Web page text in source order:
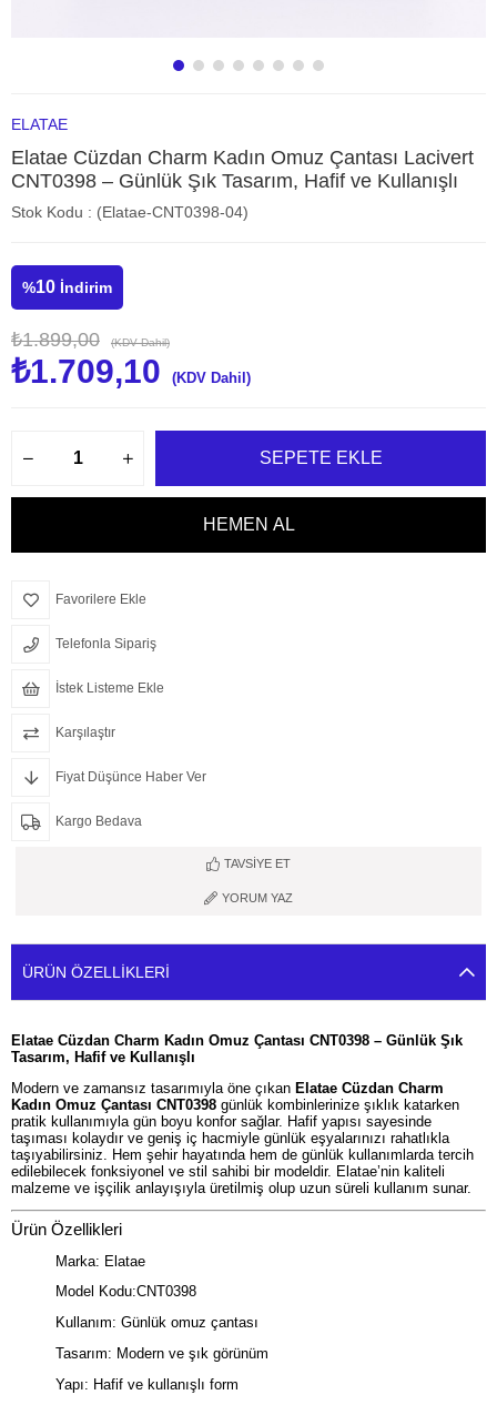
ELATAE
Elatae Cüzdan Charm Kadın Omuz Çantası Lacivert
CNT0398 – Günlük Şık Tasarım, Hafif ve Kullanışlı
Stok Kodu (Elatae-CNT0398-04)
%10 İndirim
₺1.899,00 (KDV Dahil)
₺1.709,10 (KDV Dahil)
Favorilere Ekle
Telefonla Sipariş
İstek Listeme Ekle
Karşılaştır
Fiyat Düşünce Haber Ver
Kargo Bedava
TAVSIYE ET
YORUM YAZ
ÜRÜN ÖZELLIKLERI
Elatae Cüzdan Charm Kadın Omuz Çantası CNT0398 – Günlük Şık
Tasarım, Hafif ve Kullanışlı
Modern ve zamansız tasarımıyla öne çıkan Elatae Cüzdan Charm
Kadın Omuz Çantası CNT0398 günlük kombinlerinize şıklık katarken
pratik kullanımıyla gün boyu konfor sağlar. Hafif yapısı sayesinde
taşıması kolaydır ve geniş iç hacmiyle günlük eşyalarınızı rahatlıkla
taşıyabilirsiniz. Hem şehir hayatında hem de günlük kullanımlarda tercih
edilebilecek fonksiyonel ve stil sahibi bir modeldir. Elatae’nin kaliteli
malzeme ve işçilik anlayışıyla üretilmiş olup uzun süreli kullanım sunar.
Ürün Özellikleri
Marka: Elatae
Model Kodu:CNT0398
Kullanım: Günlük omuz çantası
Tasarım: Modern ve şık görünüm
Yapı: Hafif ve kullanışlı form